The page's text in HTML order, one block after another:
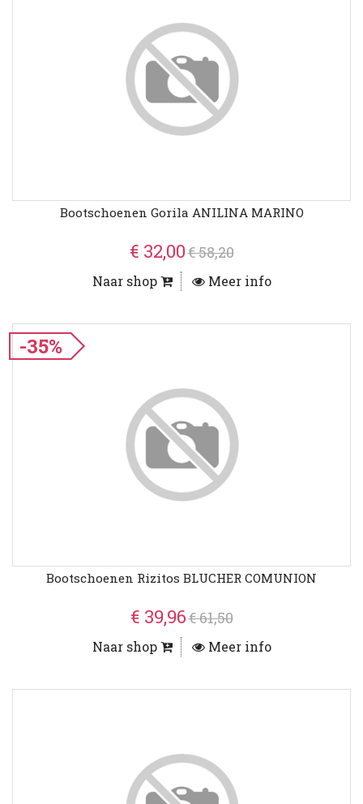
Bootschoenen Gorila ANILINA MARINO
€ 32,00€ 58,20
Naar shop Meer info
-35%
Bootschoenen Rizitos BLUCHER COMUNION
€ 39,96€ 61,50
Naar shop Meer info